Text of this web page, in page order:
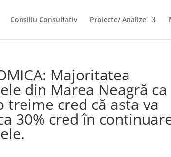
Consiliu Consultativ Proiecte/ Analize
Majoritatea
din Marea Neagră ca
treime cred că asta va
30% cred în